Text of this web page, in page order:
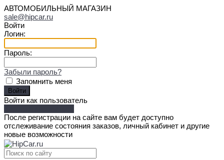
АВТОМОБИЛЬНЫЙ МАГАЗИН
sale@hipcar.ru
Войти
Логин:
Пароль:
Забыли пароль?
Запомнить меня
Войти как пользователь
После регистрации на сайте вам будет доступно
отслеживание состояния заказов, личный кабинет и другие
новые возможности